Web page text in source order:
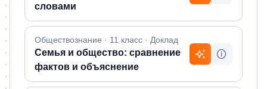
словами
Обществознание · 11 класс · Доклад
Семья и общество: сравнение
фактов и объяснение